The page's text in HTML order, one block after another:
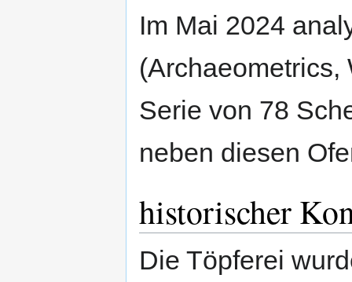
Im Mai 2024
(Archaeometrics,
Serie von 78
neben diesen
historischer
Die Töpferei